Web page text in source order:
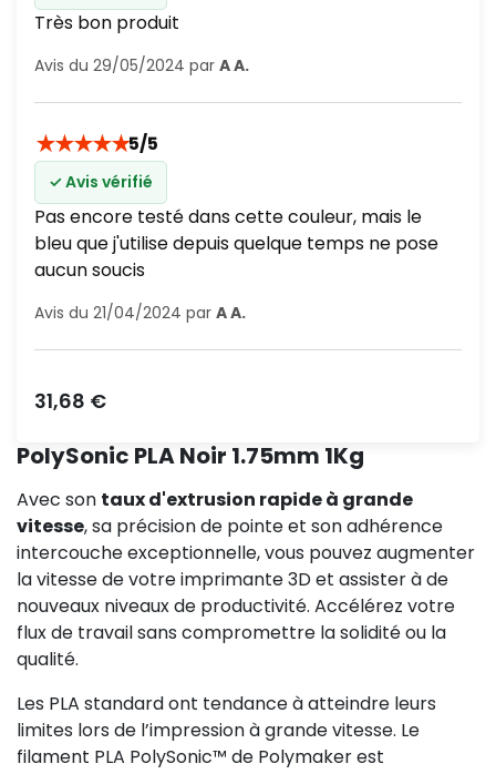
Très bon produit
Avis du 29/05/2024 par A A.
★★★★★5/5
✓ Avis vérifié
Pas encore testé dans cette couleur, mais le
bleu que j'utilise depuis quelque temps ne pose
aucun soucis
Avis du 21/04/2024 par A A.
Prix
31,68 €
PolySonic PLA Noir 1.75mm 1Kg
Avec son taux d'extrusion rapide à grande
vitesse, sa précision de pointe et son adhérence
intercouche exceptionnelle, vous pouvez augmenter
la vitesse de votre imprimante 3D et assister à de
nouveaux niveaux de productivité. Accélérez votre
flux de travail sans compromettre la solidité ou la
qualité.
Les PLA standard ont tendance à atteindre leurs
limites lors de l’impression à grande vitesse. Le
filament PLA PolySonic™ de Polymaker est